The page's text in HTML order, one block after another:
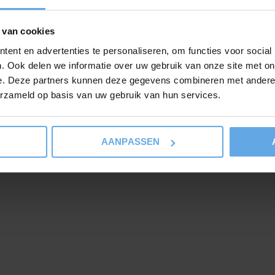
cookies
en advertenties te personaliseren, om functies voor
Ook delen we informatie over uw gebruik van onze site met
Deze partners kunnen deze gegevens combineren met
op basis van uw gebruik van hun services.
AANPASSEN
staaltje vakmanschap, perfect voor jouw